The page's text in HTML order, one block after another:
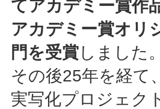
てアカデミー賞作
アカデミー賞オリ
門を受賞しました。
その後25年を経て
実写化プロジェク